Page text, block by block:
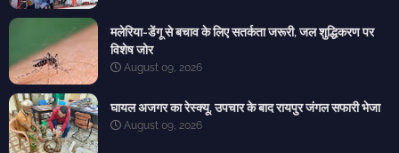
मलेरिया-डेंगू से बचाव के लिए सतर्कता जरूरी, जल शुद्धिकरण पर
विशेष जोर
August 09, 2026
घायल अजगर का रेस्क्यू, उपचार के बाद रायपुर जंगल सफारी भेजा
August 09, 2026